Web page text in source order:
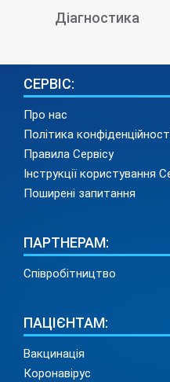
Діагностика
СЕРВІС:
Про нас
Політика
Правила Сервісу
Інструкції користування
Поширені запитання
ПАРТНЕРАМ:
Співробітництво
ПАЦІЄНТАМ:
Вакцинація
Коронавірус